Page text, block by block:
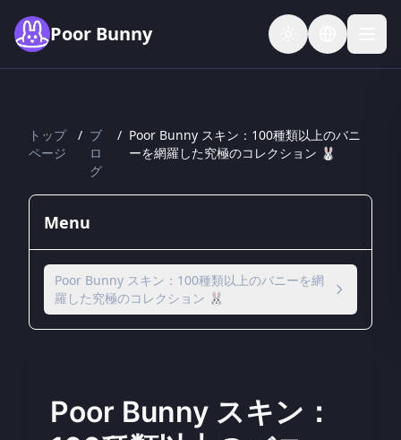
Poor Bunny
トップ
ページ
/ ブ
ロ
グ
/ Poor Bunny スキン：100種類以上のバニ
ーを網羅した究極のコレクション 🐰
Menu
Poor Bunny スキン：100種類以上のバニーを網
羅した究極のコレクション 🐰
Poor Bunny スキン：